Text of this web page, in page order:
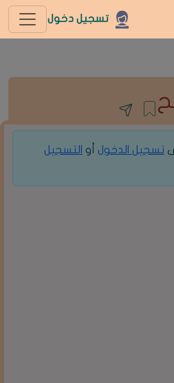
تسجيل دخول
تسجيل الدخول أو
التسجيل